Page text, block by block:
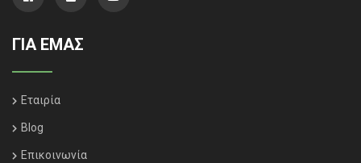
ΓΙΑ ΕΜΑΣ
Εταιρία
Blog
Επικοινωνία